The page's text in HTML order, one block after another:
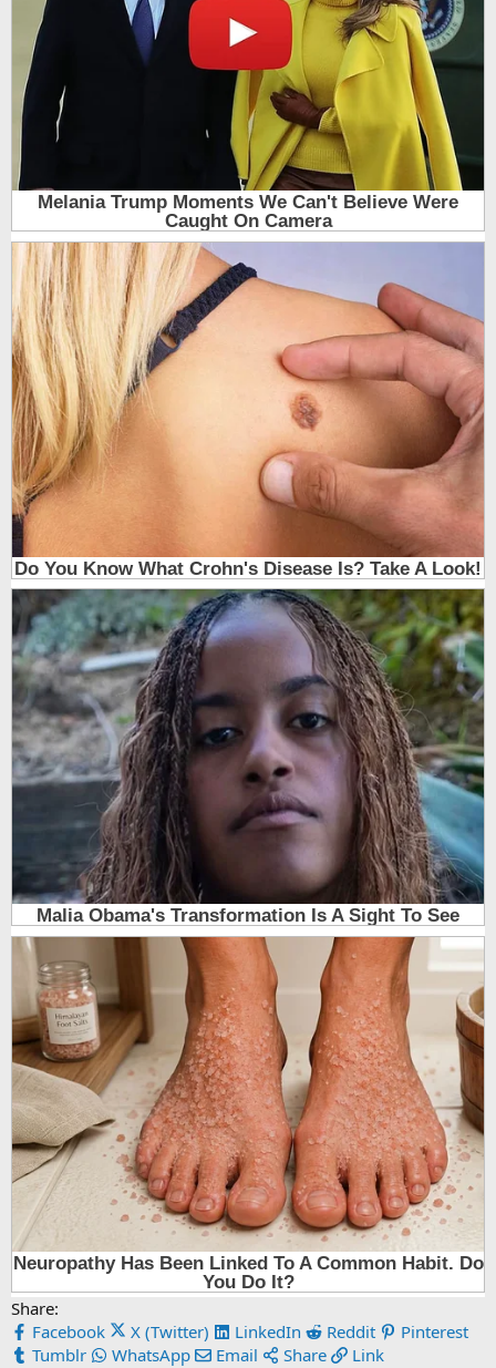
Share:
Facebook
X (Twitter) LinkedIn Reddit
Pinterest
Tumblr
WhatsApp Email Share Link